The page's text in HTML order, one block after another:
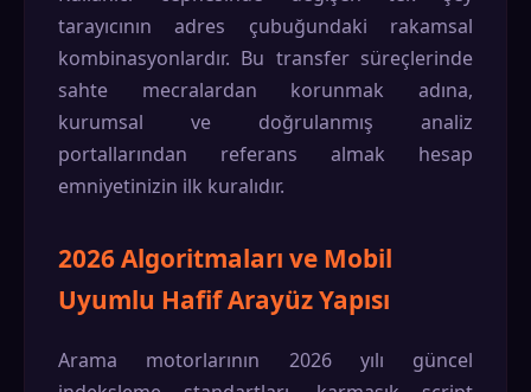
tarayıcının adres çubuğundaki rakamsal
kombinasyonlardır. Bu transfer süreçlerinde
sahte mecralardan korunmak adına,
kurumsal ve doğrulanmış analiz
portallarından referans almak hesap
emniyetinizin ilk kuralıdır.
2026 Algoritmaları ve Mobil
Uyumlu Hafif Arayüz Yapısı
Arama motorlarının 2026 yılı güncel